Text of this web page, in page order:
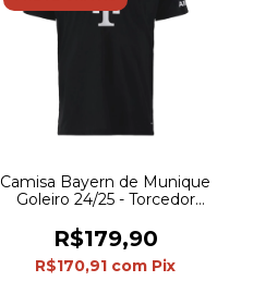
Camisa Bayern de Munique
Goleiro 24/25 - Torcedor
R$179,90
R$170,91 com Pix